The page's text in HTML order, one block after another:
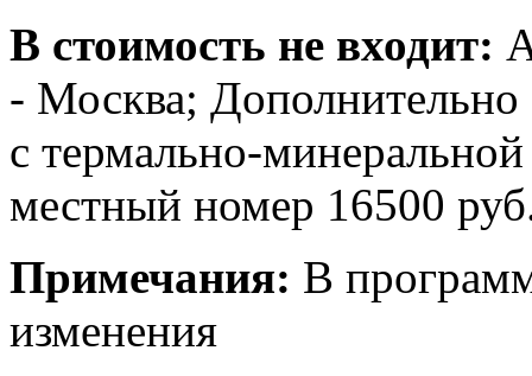
В стоимость не входит:
- Москва; Дополнительно
с термально-
местный номер 16500
Примечания: В
изменения